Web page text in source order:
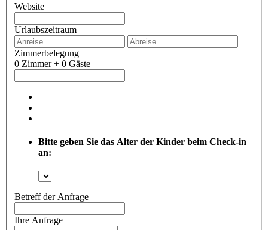
Website
Urlaubszeitraum
Zimmerbelegung
0 Zimmer + 0 Gäste
Bitte geben Sie das Alter der Kinder beim Check-in
an:
Betreff der Anfrage
Ihre Anfrage